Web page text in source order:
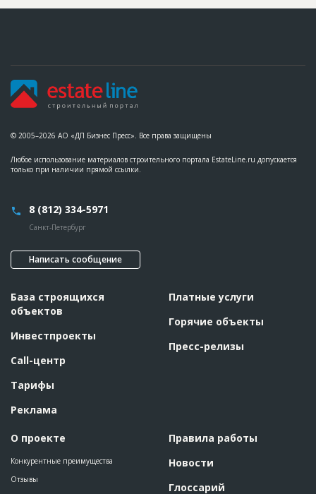
© 2005–2026 АО «ДП Бизнес Пресс». Все права защищены
Любое использование материалов строительного портала EstateLine.ru допускается
только при наличии прямой ссылки.
8 (812) 334-5971
Санкт-Петербург
Написать сообщение
База строящихся
объектов
Инвестпроекты
Call-центр
Тарифы
Реклама
О проекте
Конкурентные преимущества
Отзывы
Платные услуги
Горячие объекты
Пресс-релизы
Правила работы
Новости
Глоссарий